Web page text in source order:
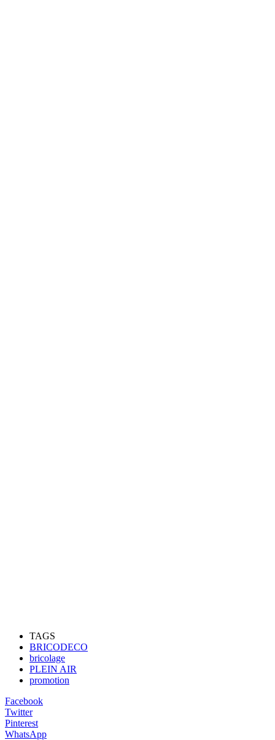
TAGS
BRICODECO
bricolage
PLEIN AIR
promotion
Facebook
Twitter
Pinterest
WhatsApp